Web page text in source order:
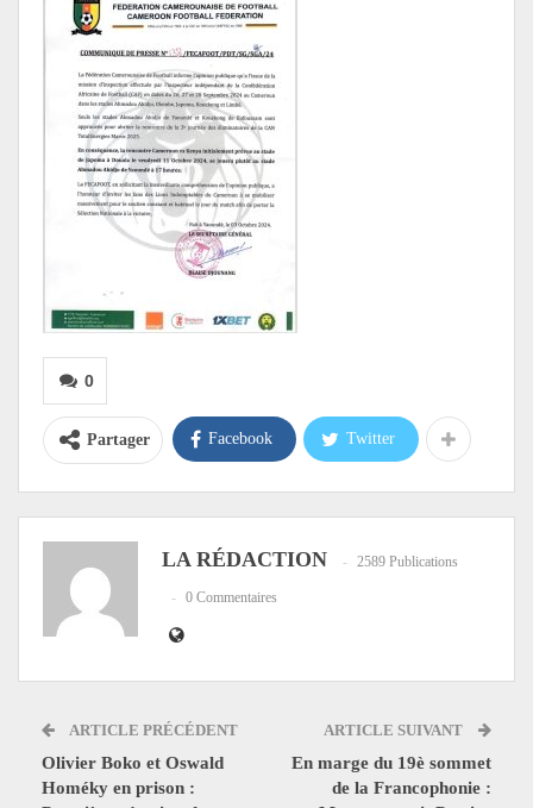
0
Partager Facebook Twitter
LA RÉDACTION 2589 Publications
0 Commentaires
ARTICLE PRÉCÉDENT
Olivier Boko et Oswald
Homéky en prison :
ARTICLE SUIVANT
En marge du 19è sommet
de la Francophonie :